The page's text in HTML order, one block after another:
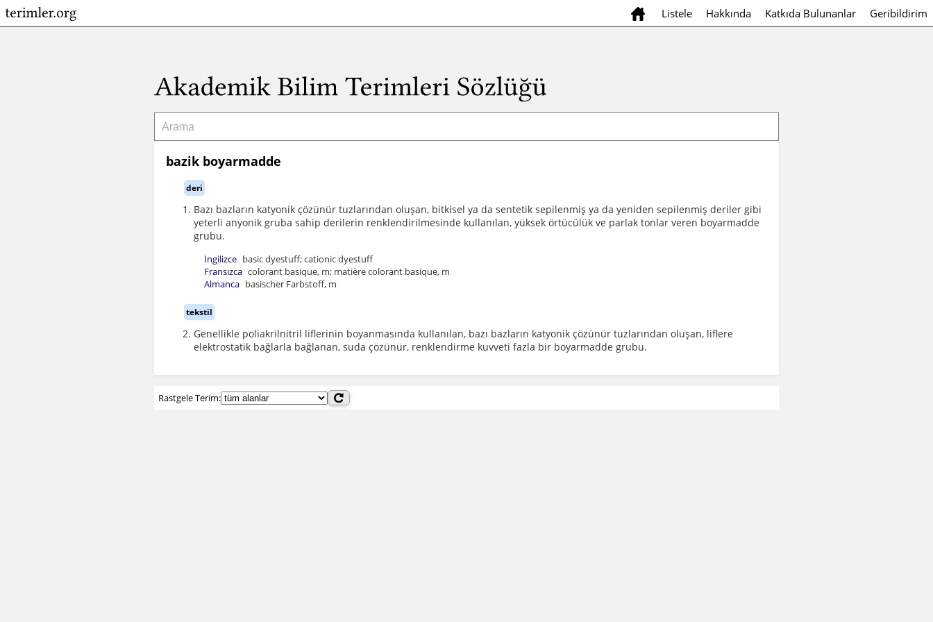
Listele Hakkında Katkıda Bulunanlar Geribildirim
bazik boyarmadde
deri
Bazı bazların katyonik çözünür tuzlarından oluşan, bitkisel ya da sentetik sepilenmiş ya da yeniden sepilenmiş deriler gibi
yeterli anyonik gruba sahip derilerin renklendirilmesinde kullanılan, yüksek örtücülük ve parlak tonlar veren boyarmadde
grubu.
İngilizce basic dyestuff; cationic dyestuff
Fransızca colorant basique, m; matière colorant basique, m
Almanca basischer Farbstoff, m
tekstil
Genellikle poliakrilnitril liflerinin boyanmasında kullanılan, bazı bazların katyonik çözünür tuzlarından oluşan, liflere
elektrostatik bağlarla bağlanan, suda çözünür, renklendirme kuvveti fazla bir boyarmadde grubu.
Rastgele Terim: